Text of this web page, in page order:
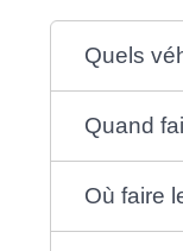
Quels
Quand
Où faire